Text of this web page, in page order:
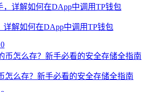
详解如何在DApp中调用TP钱包
0
怎么存？新手必看的安全存储全指南